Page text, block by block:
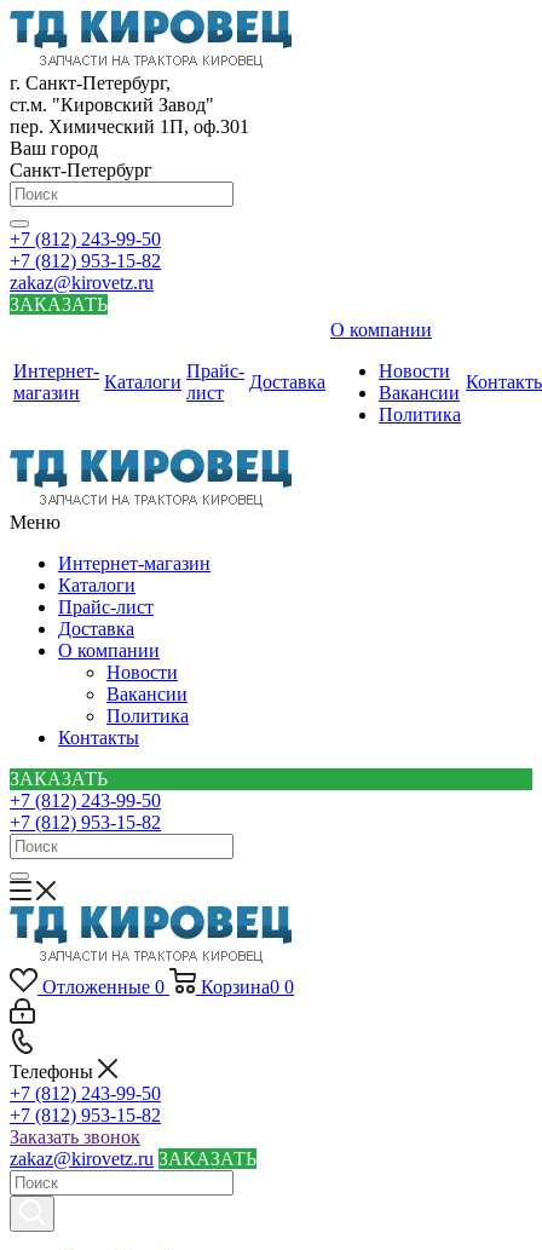
г. Санкт-Петербург,
ст.м. "Кировский Завод"
пер. Химический 1П, оф.301
Ваш город
Санкт-Петербург
+7 (812) 243-99-50
+7 (812) 953-15-82
zakaz@kirovetz.ru
ЗАКАЗАТЬ
Интернет-
магазин
Каталоги
Прайс-
лист
Доставка
О компании
Новости
Вакансии
Политика
Меню
Интернет-магазин
Каталоги
Прайс-лист
Доставка
О компании
Новости
Вакансии
Политика
Контакты
ЗАКАЗАТЬ
+7 (812) 243-99-50
+7 (812) 953-15-82
Отложенные 0 Корзина0 0
Телефоны
+7 (812) 243-99-50
+7 (812) 953-15-82
Заказать звонок
zakaz@kirovetz.ru ЗАКАЗАТЬ